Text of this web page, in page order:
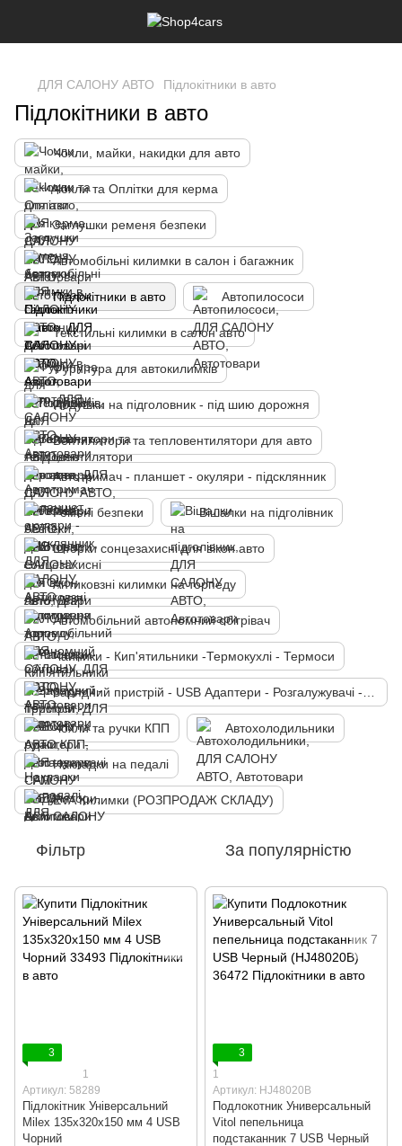
ДЛЯ САЛОНУ АВТО Підлокітники в авто
Підлокітники в авто
Чохли, майки, накидки для авто
Чохли та Оплітки для керма
Заглушки ременя безпеки
Автомобільні килимки в салон і багажник
Підлокітники в авто Автопилососи
Текстильні килимки в салон авто
Фурнітура для автокилимків
Подушки на підголовник - під шию дорожня
Вентилятори та тепловентилятори для авто
Автотримач - планшет - окуляри - підсклянник
Ремені безпеки Вішалки на підголівник
Шторки сонцезахисні для вікон авто
Антиковзні килимки на торпеду
Автомобільний автономний обігрівач
Чайники - Кип'ятильники -Термокухлі - Термоси
Чохли та ручки КПП Автохолодильники
Накладки на педалі
EVA Килимки (РОЗПРОДАЖ СКЛАДУ)
Фільтр За популярністю
3
1
Артикул: 58289
Підлокітник Універсальний
Milex 135x320x150 мм 4 USB
Чорний
3
1
Артикул: HJ48020B
Подлокотник Универсальный
Vitol пепельница
подстаканник 7 USB Черный